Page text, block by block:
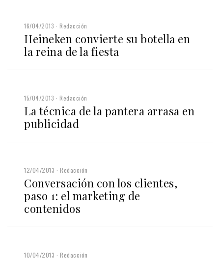
16/04/2013 Redacción
Heineken convierte su botella en
la reina de la fiesta
15/04/2013 Redacción
La técnica de la pantera arrasa en
publicidad
12/04/2013 Redacción
Conversación con los clientes,
paso 1: el marketing de
contenidos
10/04/2013 Redacción